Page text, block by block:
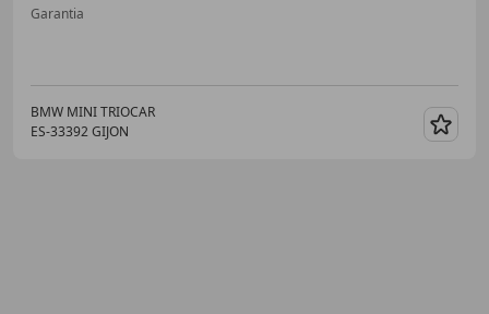
Garantia
BMW MINI TRIOCAR
ES-33392 GIJON